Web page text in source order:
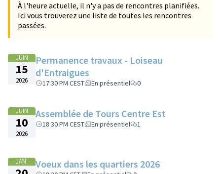
À l'heure actuelle, il n'y a pas de rencontres planifiées.
Ici vous trouverez une liste de toutes les rencontres
passées.
JUIN
15
2026
Permanence travaux - Loiseau
d'Entraigues
17:30 PM CEST En présentiel 0
JUIN
10
2026
Assemblée de Tours Centre Est
18:30 PM CEST En présentiel 1
JAN. Voeux dans les quartiers 2026